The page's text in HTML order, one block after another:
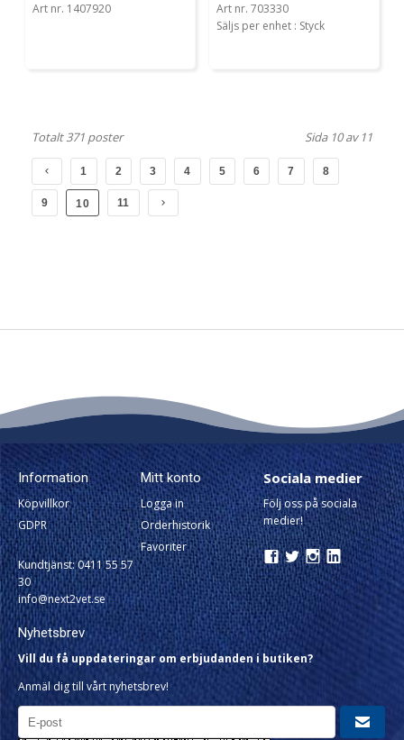
Art nr. 1407920
Art nr. 703330
Säljs per enhet : Styck
Totalt 371 poster Sida 10 av 11
1 2 3 4 5 6 7 8
9 10 11
Information
Köpvillkor
GDPR
Kundtjänst: 0411 55 57
30
info@next2vet.se
Mitt konto
Logga in
Orderhistorik
Favoriter
Sociala medier
Följ oss på sociala
medier!
Nyhetsbrev
Vill du få uppdateringar om erbjudanden i butiken?
Anmäl dig till vårt nyhetsbrev!